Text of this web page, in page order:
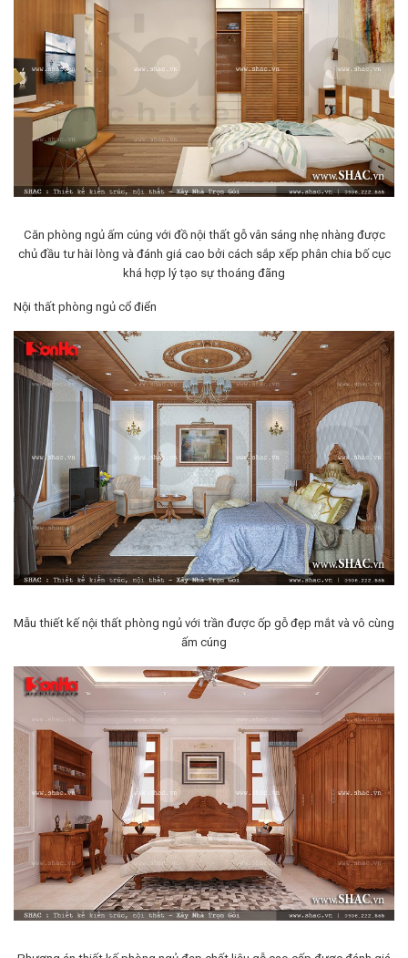
Căn phòng ngủ ấm cúng với đồ nội thất gỗ vân sáng nhẹ nhàng được
chủ đầu tư hài lòng và đánh giá cao bởi cách sắp xếp phân chia bố cục
khá hợp lý tạo sự thoáng đãng
Nội thất phòng ngủ cổ điển
Mẫu thiết kế nội thất phòng ngủ với trần được ốp gỗ đẹp mắt và vô cùng
ấm cúng